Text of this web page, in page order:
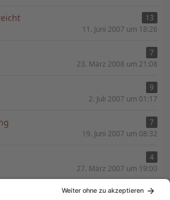
13
11. Juni 2007 um 18:26
7
23. März 2008 um 21:08
9
2. Juli 2007 um 01:17
7
19. Juni 2007 um 08:32
4
27. März 2007 um 19:00
ist neu lackiert und jetzt
21